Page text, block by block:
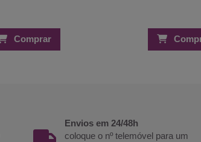
Comprar
Envios em 24/48h
coloque o nº telemóvel para um